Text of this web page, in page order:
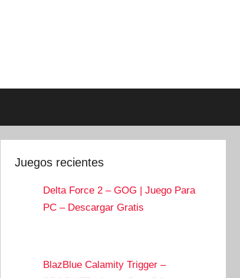
Juegos recientes
Delta Force 2 – GOG | Juego Para
PC – Descargar Gratis
BlazBlue Calamity Trigger –